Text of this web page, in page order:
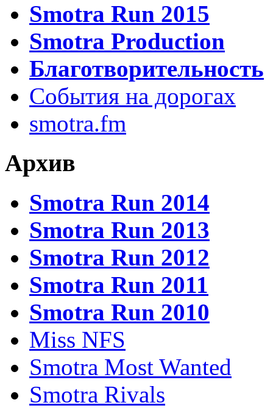
Smotra Run 2015
Smotra Production
Благотворительность
События на дорогах
smotra.fm
Архив
Smotra Run 2014
Smotra Run 2013
Smotra Run 2012
Smotra Run 2011
Smotra Run 2010
Miss NFS
Smotra Most Wanted
Smotra Rivals